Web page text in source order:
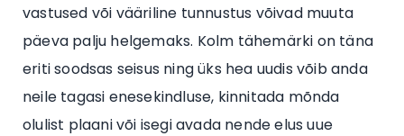
vastused või vääriline tunnustus võivad muuta
päeva palju helgemaks. Kolm tähemärki on täna
eriti soodsas seisus ning üks hea uudis võib anda
neile tagasi enesekindluse, kinnitada mõnda
olulist plaani või isegi avada nende elus uue